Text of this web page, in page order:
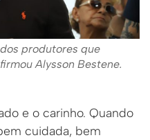
produtores que
Alysson Bestene.
e o carinho. Quando
cuidada, bem